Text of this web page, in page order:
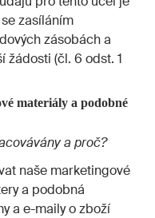
zasíláním
zásobách a
žádosti (čl. 6 odst. 1
materiály a podobné
a proč?
naše marketingové
a podobná
a e-maily o zboží